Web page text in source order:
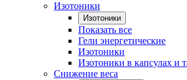
Изотоники
Изотоники
Показать все
Гели энергетические
Изотоники
Изотоники в капсулах и
Снижение веса